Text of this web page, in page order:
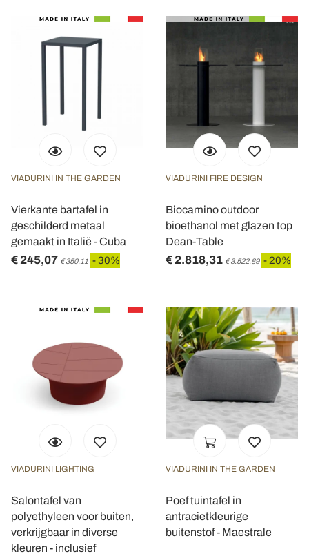
VIADURINI IN THE GARDEN
Vierkante bartafel in
geschilderd metaal
gemaakt in Italië - Cuba
€ 245,07 € 350,11 - 30%
VIADURINI FIRE DESIGN
Biocamino outdoor
bioethanol met glazen top
Dean-Table
€ 2.818,31 € 3.522,89 - 20%
VIADURINI LIGHTING
Salontafel van
polyethyleen voor buiten,
verkrijgbaar in diverse
kleuren - inclusief
VIADURINI IN THE GARDEN
Poef tuintafel in
antracietkleurige
buitenstof - Maestrale